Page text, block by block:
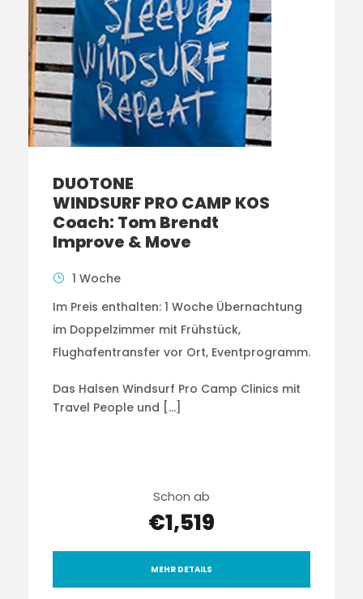
DUOTONE
WINDSURF PRO CAMP KOS
Coach: Tom Brendt
Improve & Move
1 Woche
Im Preis enthalten: 1 Woche Übernachtung
im Doppelzimmer mit Frühstück,
Flughafentransfer vor Ort, Eventprogramm.
Das Halsen Windsurf Pro Camp Clinics mit
Travel People und […]
Schon ab
€1,519
MEHR DETAILS